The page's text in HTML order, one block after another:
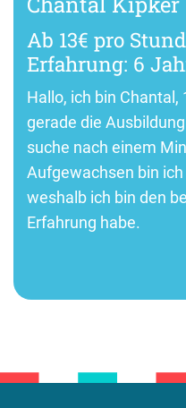
Ab 13€ pro
Erfahrung: 6
Hallo, ich bin
gerade die
suche nach einem
Aufgewachsen bin
weshalb ich bin den
Erfahrung habe.